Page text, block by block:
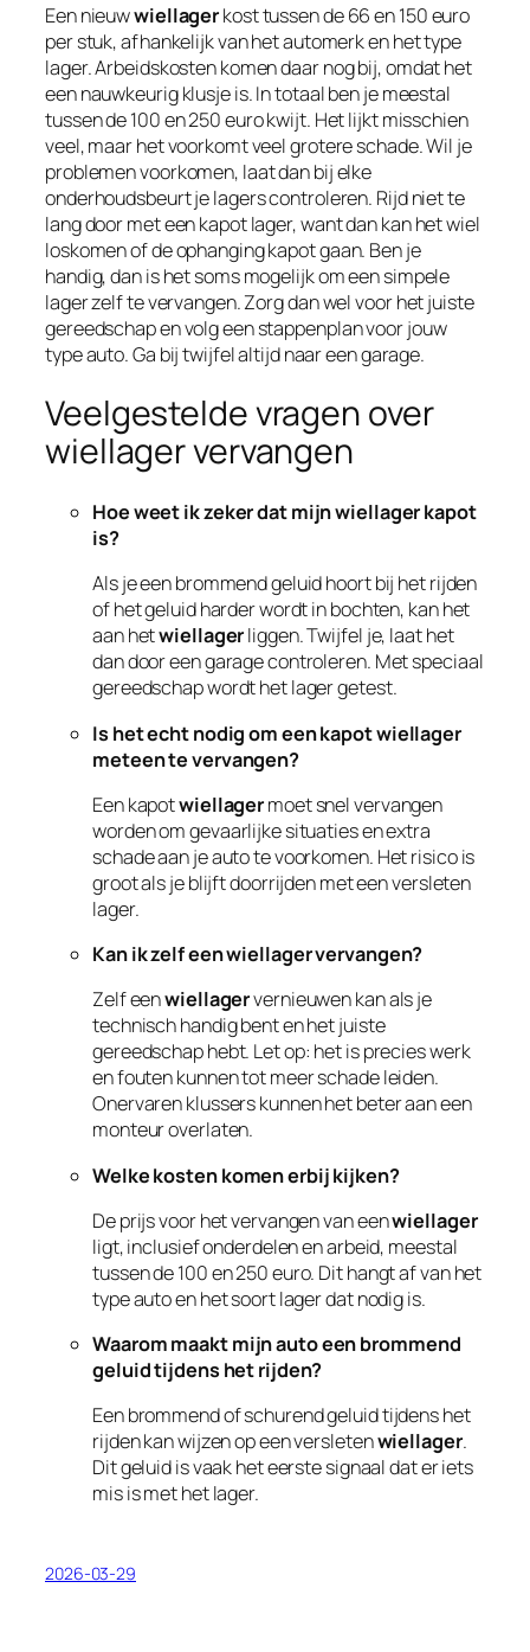
Een nieuwwiellagerkost tussen de 66 en 150 euro
per stuk, afhankelijk van het automerk en het type
lager. Arbeidskosten komen daar nog bij, omdat het
een nauwkeurig klusje is. In totaal ben je meestal
tussen de 100 en 250 euro kwijt. Het lijkt misschien
veel, maar het voorkomt veel grotere schade. Wil je
problemen voorkomen, laat dan bij elke
onderhoudsbeurt je lagers controleren. Rijd niet te
lang door met een kapot lager, want dan kan het wiel
loskomen of de ophanging kapot gaan. Ben je
handig, dan is het soms mogelijk om een simpele
lager zelf te vervangen. Zorg dan wel voor het juiste
gereedschap en volg een stappenplan voor jouw
type auto. Ga bij twijfel altijd naar een garage.
Veelgestelde vragen over
wiellager vervangen
Hoe weet ik zeker dat mijn wiellager kapot
is?
Als je een brommend geluid hoort bij het rijden
of het geluid harder wordt in bochten, kan het
aan hetwiellagerliggen. Twijfel je, laat het
dan door een garage controleren. Met speciaal
gereedschap wordt het lager getest.
Is het echt nodig om een kapot wiellager
meteen te vervangen?
Een kapotwiellagermoet snel vervangen
worden om gevaarlijke situaties en extra
schade aan je auto te voorkomen. Het risico is
groot als je blijft doorrijden met een versleten
lager.
Kan ik zelf een wiellager vervangen?
Zelf eenwiellagervernieuwen kan als je
technisch handig bent en het juiste
gereedschap hebt. Let op: het is precies werk
en fouten kunnen tot meer schade leiden.
Onervaren klussers kunnen het beter aan een
monteur overlaten.
Welke kosten komen erbij kijken?
De prijs voor het vervangen van eenwiellager
ligt, inclusief onderdelen en arbeid, meestal
tussen de 100 en 250 euro. Dit hangt af van het
type auto en het soort lager dat nodig is.
Waarom maakt mijn auto een brommend
geluid tijdens het rijden?
Een brommend of schurend geluid tijdens het
rijden kan wijzen op een versletenwiellager.
Dit geluid is vaak het eerste signaal dat er iets
mis is met het lager.
2026-03-29